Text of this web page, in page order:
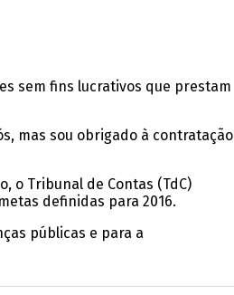
sem fins lucrativos que prestam
mas sou obrigado à contratação
o Tribunal de Contas (TdC)
definidas para 2016.
públicas e para a